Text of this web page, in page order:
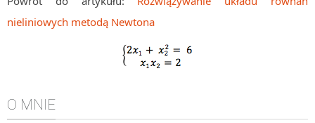
Algorytmy sortowania
Algorytmy szyfrujące
Algorytmy konwersji
Inne
nieliniowych metodą Newtona
O MNIE